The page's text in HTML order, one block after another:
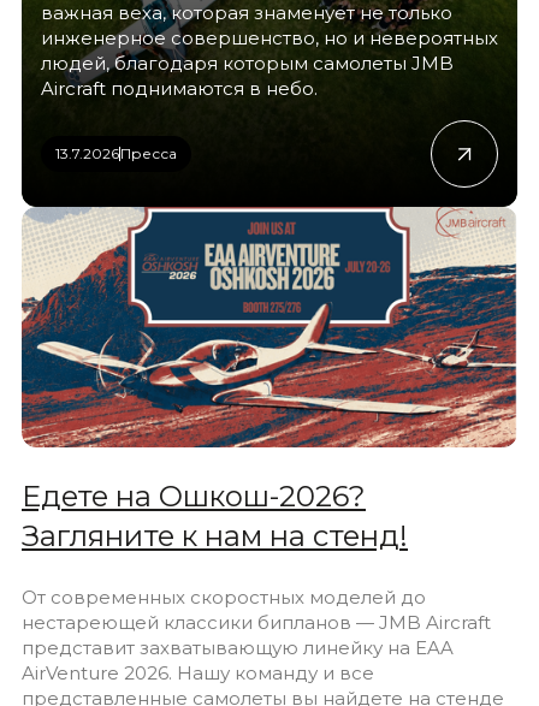
важная веха, которая знаменует не только
инженерное совершенство, но и невероятных
людей, благодаря которым самолеты JMB
Aircraft поднимаются в небо.
13.7.2026Пресса
Едете на Ошкош-2026?
Загляните к нам на стенд!
От современных скоростных моделей до
нестареющей классики бипланов — JMB Aircraft
представит захватывающую линейку на EAA
AirVenture 2026. Нашу команду и все
представленные самолеты вы найдете на стенде